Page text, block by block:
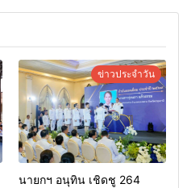
ข่าวประจำวัน
นายกฯ อนุทิน เชิดชู 264